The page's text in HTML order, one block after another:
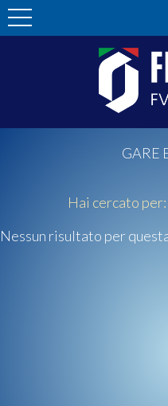
GARE
Hai cercato per:
Nessun risultato per